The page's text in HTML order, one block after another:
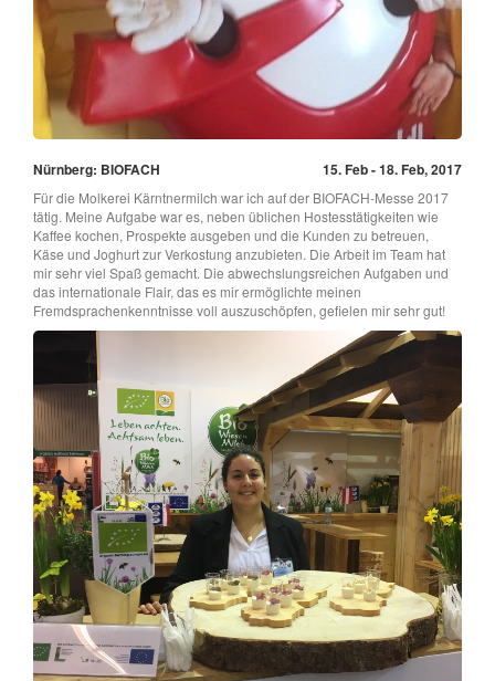
Nürnberg: BIOFACH 15. Feb - 18. Feb, 2017
Für die Molkerei Kärntnermilch war ich auf der BIOFACH-Messe 2017
tätig. Meine Aufgabe war es, neben üblichen Hostesstätigkeiten wie
Kaffee kochen, Prospekte ausgeben und die Kunden zu betreuen,
Käse und Joghurt zur Verkostung anzubieten. Die Arbeit im Team hat
mir sehr viel Spaß gemacht. Die abwechslungsreichen Aufgaben und
das internationale Flair, das es mir ermöglichte meinen
Fremdsprachenkenntnisse voll auszuschöpfen, gefielen mir sehr gut!